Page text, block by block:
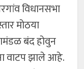
विधानसभा
मोठया
बंद होवुन
वाटप झाले आहे.